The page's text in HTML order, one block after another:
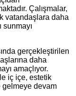
Çalışmalar,
vatandaşlara daha
sunmayı
gerçekleştirilen
daha
amaçlıyor.
iç içe, estetik
gelmeye devam